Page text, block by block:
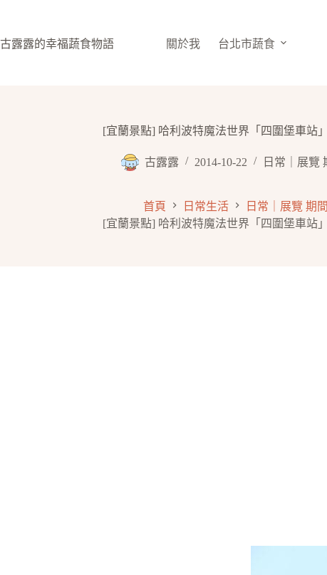
主
古露露的幸福蔬食物語 關於我 台北市蔬食
[宜蘭景點] 哈利波特魔法世界「四圍堡車站
古露露 2014-10-22 日常｜展覽
首頁 日常生活
日常｜展覽 期
[宜蘭景點] 哈利波特魔法世界「四圍堡車站